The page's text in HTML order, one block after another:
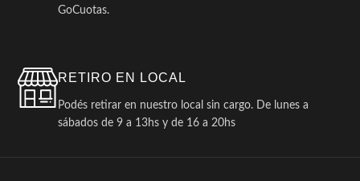
GoCuotas.
RETIRO EN LOCAL
Podés retirar en nuestro local sin cargo. De lunes a
sábados de 9 a 13hs y de 16 a 20hs